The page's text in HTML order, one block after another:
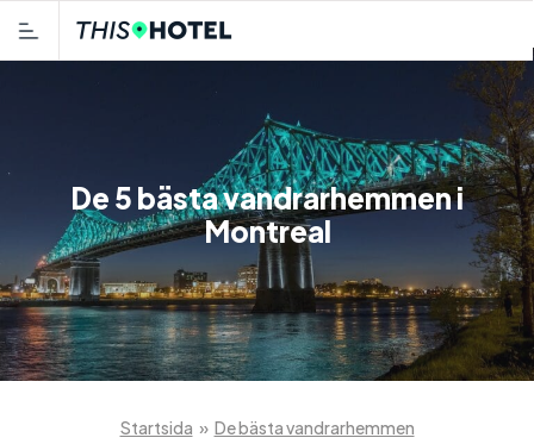
De 5 bästa vandrarhemmen i
Montreal
Startsida » De bästa vandrarhemmen